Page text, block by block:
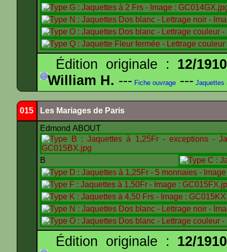
Édition originale : 12/1910
William H. --- Fiche ouvrage --- Jaquettes
015 Les Mariages de Paris
Edmond ABOUT
B
Édition originale : 12/1910